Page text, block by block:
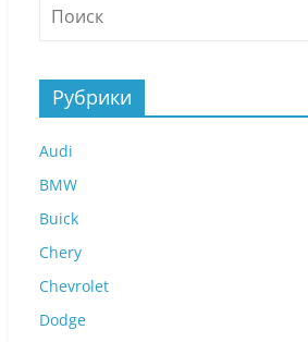
Рубрики
Audi
BMW
Buick
Chery
Chevrolet
Dodge